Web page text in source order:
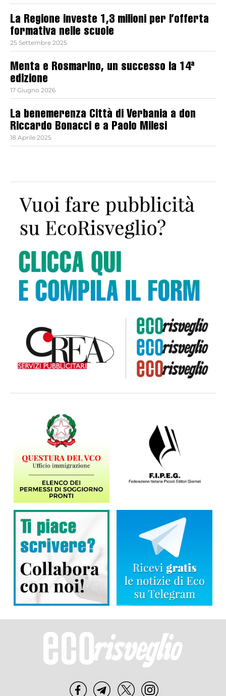
La Regione investe 1,3 milioni per l’offerta
formativa nelle scuole
25 Settembre 2025
Menta e Rosmarino, un successo la 14ª
edizione
17 Giugno 2026
La benemerenza Città di Verbania a don
Riccardo Bonacci e a Paolo Milesi
18 Aprile 2025